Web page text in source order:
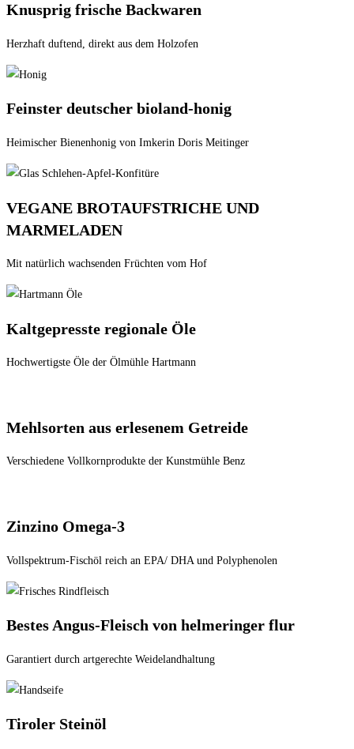
Knusprig frische Backwaren
Herzhaft duftend, direkt aus dem Holzofen​
Feinster deutscher bioland-honig
Heimischer Bienenhonig von Imkerin Doris Meitinger
VEGANE BROTAUFSTRICHE UND
MARMELADEN
Mit natürlich wachsenden Früchten vom Hof
Kaltgepresste regionale Öle
Hochwertigste Öle der Ölmühle Hartmann
Mehlsorten aus erlesenem Getreide
Verschiedene Vollkornprodukte der Kunstmühle Benz
Zinzino Omega-3
Vollspektrum-Fischöl reich an EPA/ DHA und Polyphenolen
Bestes Angus-Fleisch von helmeringer flur
Garantiert durch artgerechte Weidelandhaltung
Tiroler Steinöl